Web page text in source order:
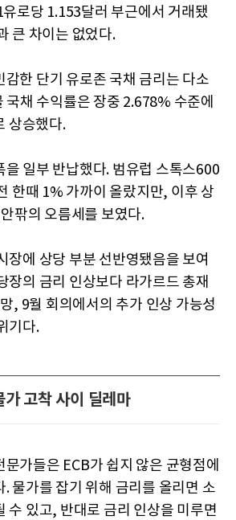
로당 1.153달러 부근에서 거래됐
큰 차이는 없었다.
감한 단기 유로존 국채 금리는 다소
국채 수익률은 장중 2.678% 수준에
상승했다.
을 일부 반납했다. 범유럽 스톡스600
한때 1% 가까이 올랐지만, 이후 상
팎의 오름세를 보였다.
장에 상당 부분 선반영됐음을 보여
장의 금리 인상보다 라가르드 총재
, 9월 회의에서의 추가 인상 가능성
기다.
고착 사이 딜레마
가들은 ECB가 쉽지 않은 균형점에
. 물가를 잡기 위해 금리를 올리면 소
수 있고, 반대로 금리 인상을 미루면